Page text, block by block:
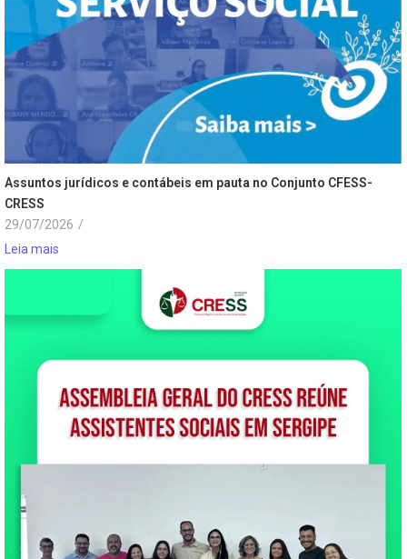
Assuntos jurídicos e contábeis em pauta no Conjunto CFESS-
CRESS
29/07/2026 /
Leia mais